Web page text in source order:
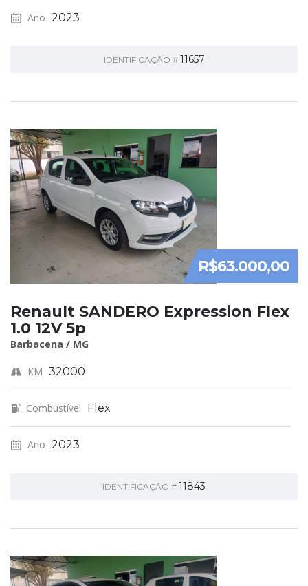
Ano 2023
IDENTIFICAÇÃO # 11657
R$63.000,00
Renault SANDERO Expression Flex
1.0 12V 5p
Barbacena / MG
KM 32000
Combustível Flex
Ano 2023
IDENTIFICAÇÃO # 11843